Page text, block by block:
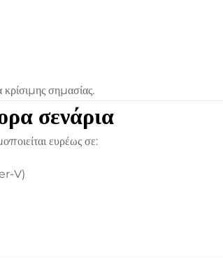
κρίσιμης σημασίας.
σενάρια
ευρέως σε:
V)